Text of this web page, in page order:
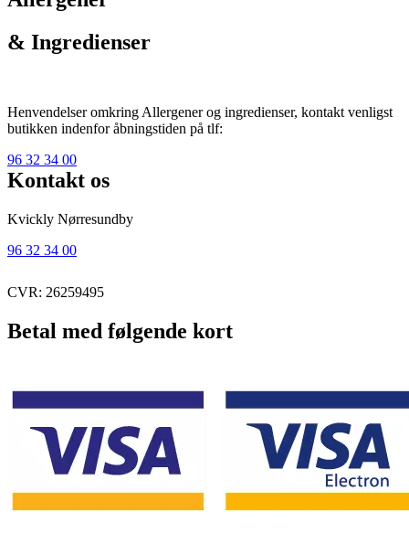
& Ingredienser
Henvendelser omkring Allergener og ingredienser, kontakt venligst
butikken indenfor åbningstiden på tlf:
96 32 34 00
Kontakt os
Kvickly Nørresundby
96 32 34 00
CVR: 26259495
Betal med følgende kort